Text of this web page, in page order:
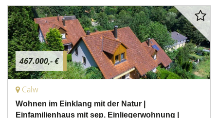
467.000,- €
Calw
Wohnen im Einklang mit der Natur |
Einfamilienhaus mit sep. Einliegerwohnung |